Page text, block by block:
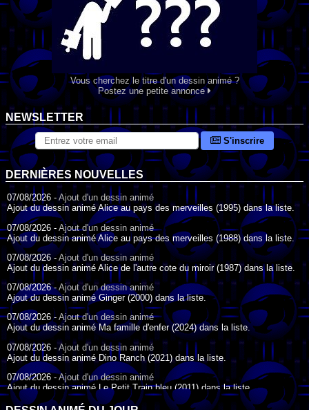
Vous cherchez le titre d'un dessin animé ?
Postez une petite annonce
NEWSLETTER
S'inscrire
DERNIÈRES NOUVELLES
07/08/2026 - Ajout d'un dessin animé
Ajout du dessin animé Alice au pays des merveilles (1995) dans la liste.
07/08/2026 - Ajout d'un dessin animé
Ajout du dessin animé Alice au pays des merveilles (1988) dans la liste.
07/08/2026 -Ajout d'un dessin animé
Ajout du dessin animé Alice de l'autre cote du miroir (1987) dans la liste.
07/08/2026 -Ajout d'un dessin animé
Ajout du dessin animé Ginger (2000) dans la liste.
07/08/2026 - Ajout d'un dessin animé
Ajout du dessin animé Ma famille d'enfer (2024) dans la liste.
07/08/2026 - Ajout d'un dessin animé
Ajout du dessin animé Dino Ranch (2021) dans la liste.
07/08/2026 -Ajout d'un dessin animé
Ajout du dessin animé Le Petit Train bleu (2011) dans la liste.
07/08/2026 -Ajout d'un dessin animé